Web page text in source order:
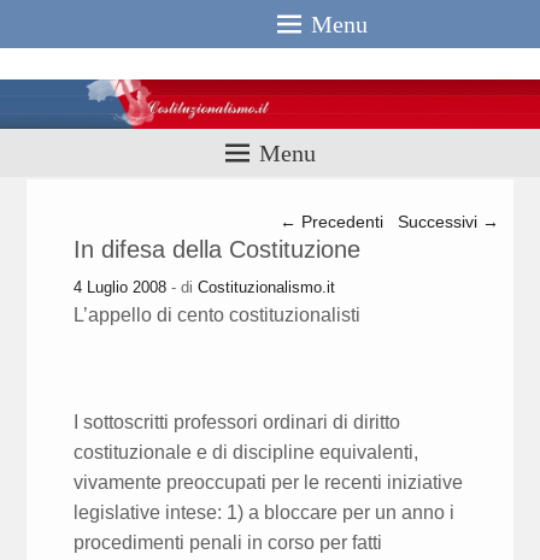
Menu
Menu
Navigazione articolo
← Precedenti Successivi →
In difesa della Costituzione
4 Luglio 2008 - di Costituzionalismo.it
L’appello di cento costituzionalisti
I sottoscritti professori ordinari di diritto
costituzionale e di discipline equivalenti,
vivamente preoccupati per le recenti iniziative
legislative intese: 1) a bloccare per un anno i
procedimenti penali in corso per fatti